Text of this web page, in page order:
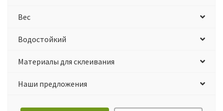
Вес
Водостойкий
Материалы для склеивания
Наши предложения